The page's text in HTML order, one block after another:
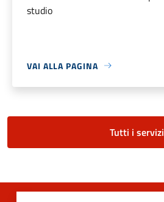
studio
VAI ALLA PAGINA
Tutti i servizi